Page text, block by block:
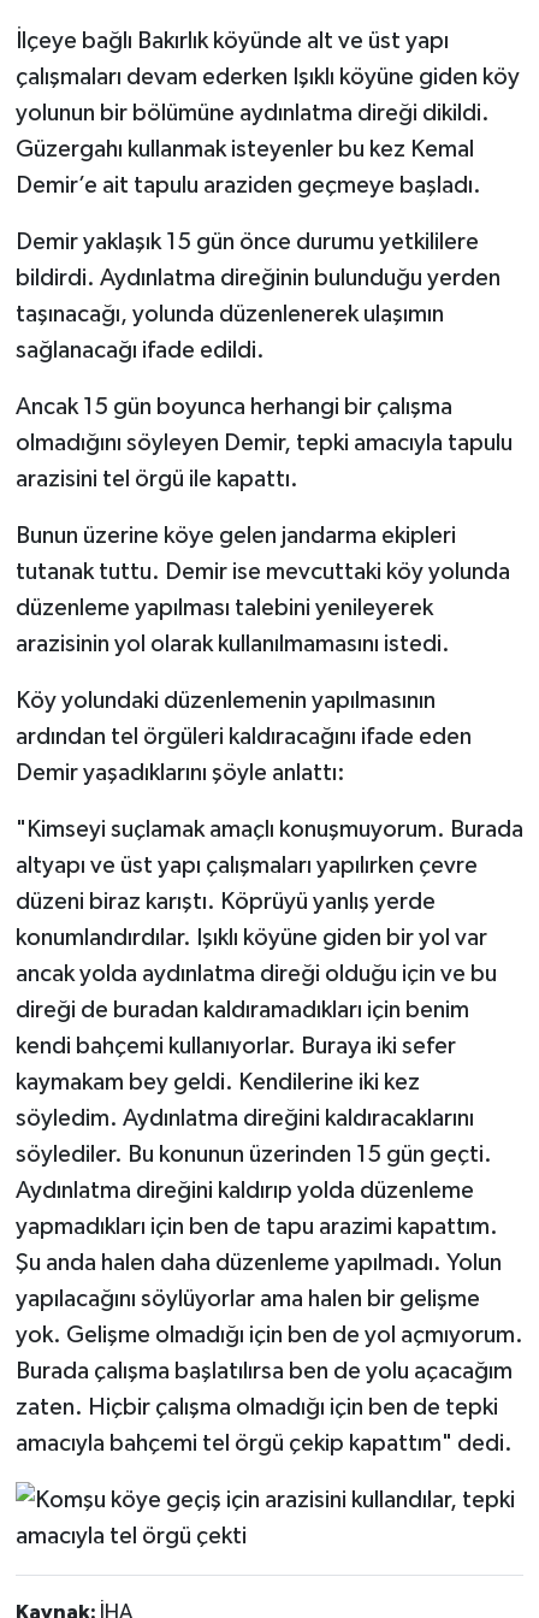
İlçeye bağlı Bakırlık köyünde alt ve üst yapı
çalışmaları devam ederken Işıklı köyüne giden köy
yolunun bir bölümüne aydınlatma direği dikildi.
Güzergahı kullanmak isteyenler bu kez Kemal
Demir’e ait tapulu araziden geçmeye başladı.
Demir yaklaşık 15 gün önce durumu yetkililere
bildirdi. Aydınlatma direğinin bulunduğu yerden
taşınacağı, yolunda düzenlenerek ulaşımın
sağlanacağı ifade edildi.
Ancak 15 gün boyunca herhangi bir çalışma
olmadığını söyleyen Demir, tepki amacıyla tapulu
arazisini tel örgü ile kapattı.
Bunun üzerine köye gelen jandarma ekipleri
tutanak tuttu. Demir ise mevcuttaki köy yolunda
düzenleme yapılması talebini yenileyerek
arazisinin yol olarak kullanılmamasını istedi.
Köy yolundaki düzenlemenin yapılmasının
ardından tel örgüleri kaldıracağını ifade eden
Demir yaşadıklarını şöyle anlattı:
"Kimseyi suçlamak amaçlı konuşmuyorum. Burada
altyapı ve üst yapı çalışmaları yapılırken çevre
düzeni biraz karıştı. Köprüyü yanlış yerde
konumlandırdılar. Işıklı köyüne giden bir yol var
ancak yolda aydınlatma direği olduğu için ve bu
direği de buradan kaldıramadıkları için benim
kendi bahçemi kullanıyorlar. Buraya iki sefer
kaymakam bey geldi. Kendilerine iki kez
söyledim. Aydınlatma direğini kaldıracaklarını
söylediler. Bu konunun üzerinden 15 gün geçti.
Aydınlatma direğini kaldırıp yolda düzenleme
yapmadıkları için ben de tapu arazimi kapattım.
Şu anda halen daha düzenleme yapılmadı. Yolun
yapılacağını söylüyorlar ama halen bir gelişme
yok. Gelişme olmadığı için ben de yol açmıyorum.
Burada çalışma başlatılırsa ben de yolu açacağım
zaten. Hiçbir çalışma olmadığı için ben de tepki
amacıyla bahçemi tel örgü çekip kapattım" dedi.
Kaynak: İHA
Gökçebey
GÜNDEM
İş ilanı
Kilimli
Kültür - Sanat
MAGAZİN
Politika
Resmi İlan
Röportaj
Sağlık
Spor
Yaşam